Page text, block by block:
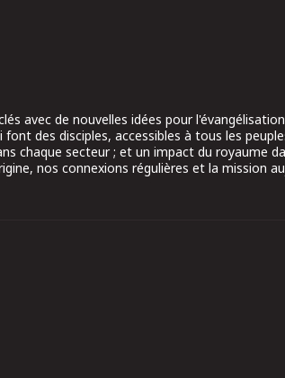
avec de nouvelles idées pour
des disciples, accessibles à tous les
chaque secteur ; et un impact du royaume
nos connexions régulières et la mission